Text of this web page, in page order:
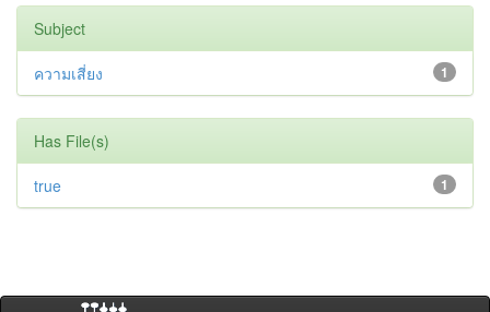
Subject
1
ความเสี่ยง
Has File(s)
1
true